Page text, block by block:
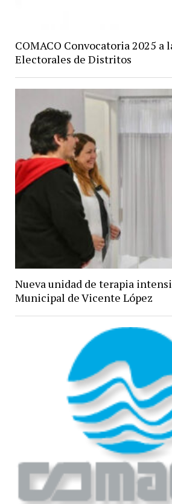
COMACO Convocatoria 2025 a
Electorales de Distritos
Nueva unidad de terapia
Municipal de Vicente López